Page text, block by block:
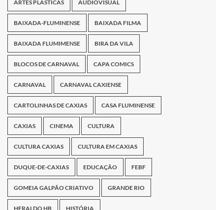
ARTES PLÁSTICAS AUDIOVISUAL
BAIXADA-FLUMINENSE BAIXADA FILMA
BAIXADA FLUMIMENSE BIRA DA VILA
BLOCOS DE CARNAVAL CAPA COMICS
CARNAVAL CARNAVAL CAXIENSE
CARTOLINHAS DE CAXIAS CASA FLUMINENSE
CAXIAS CINEMA CULTURA
CULTURA CAXIAS CULTURA EM CAXIAS
DUQUE-DE-CAXIAS EDUCAÇÃO FEBF
GOMEIA GALPÃO CRIATIVO GRANDE RIO
HERALDO HB HISTÓRIA